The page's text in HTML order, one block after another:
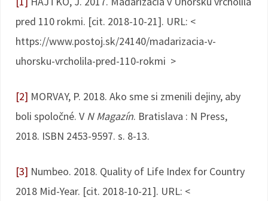
pred 110 rokmi. [cit. 2018-10-21]. URL: <
https://www.postoj.sk/24140/madarizacia-v-
uhorsku-vrcholila-pred-110-rokmi >
[2] MORVAY, P. 2018. Ako sme si zmenili dejiny, aby
boli spoločné. V N Magazín. Bratislava : N Press,
2018. ISBN 2453-9597. s. 8-13.
[3] Numbeo. 2018. Quality of Life Index for Country
2018 Mid-Year. [cit. 2018-10-21]. URL: <